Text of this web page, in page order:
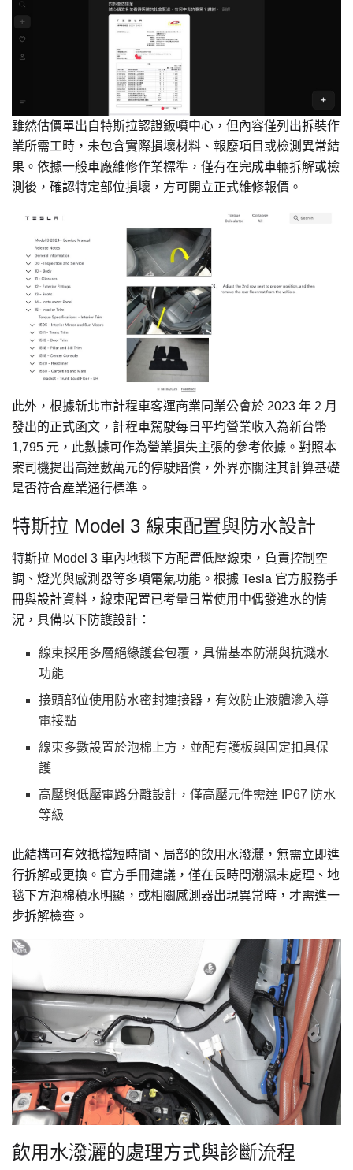
雖然估價單出自特斯拉認證鈑噴中心，但內容僅列出拆裝作
業所需工時，未包含實際損壞材料、報廢項目或檢測異常結
果。依據一般車廠維修作業標準，僅有在完成車輛拆解或檢
測後，確認特定部位損壞，方可開立正式維修報價。
此外，根據新北市計程車客運商業同業公會於 2023 年 2 月
發出的正式函文，計程車駕駛每日平均營業收入為新台幣
1,795 元，此數據可作為營業損失主張的參考依據。對照本
案司機提出高達數萬元的停駛賠償，外界亦關注其計算基礎
是否符合產業通行標準。
特斯拉 Model 3 線束配置與防水設計
特斯拉 Model 3 車內地毯下方配置低壓線束，負責控制空
調、燈光與感測器等多項電氣功能。根據 Tesla 官方服務手
冊與設計資料，線束配置已考量日常使用中偶發進水的情
況，具備以下防護設計：
線束採用多層絕緣護套包覆，具備基本防潮與抗濺水
功能
接頭部位使用防水密封連接器，有效防止液體滲入導
電接點
線束多數設置於泡棉上方，並配有護板與固定扣具保
護
高壓與低壓電路分離設計，僅高壓元件需達 IP67 防水
等級
此結構可有效抵擋短時間、局部的飲用水潑灑，無需立即進
行拆解或更換。官方手冊建議，僅在長時間潮濕未處理、地
毯下方泡棉積水明顯，或相關感測器出現異常時，才需進一
步拆解檢查。
飲用水潑灑的處理方式與診斷流程